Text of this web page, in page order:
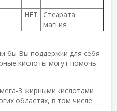
НЕТ
Стеарата
магния
бы Вы поддержки для себя
кислоты могут помочь
3 жирными кислотами
областях, в том числе: